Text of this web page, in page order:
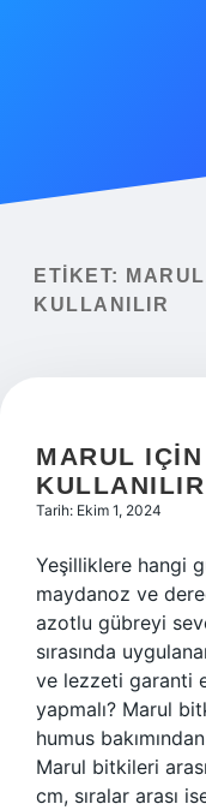
Yasal Uyarı
ETIKET:
KULLANILIR
MARUL
KULLANILIR
Tarih: Ekim 1, 2024
Yeşilliklere hangi
maydanoz ve
azotlu gübreyi
sırasında
ve lezzeti garanti
yapmalı? Marul
humus
Marul bitkileri
cm, sıralar arası